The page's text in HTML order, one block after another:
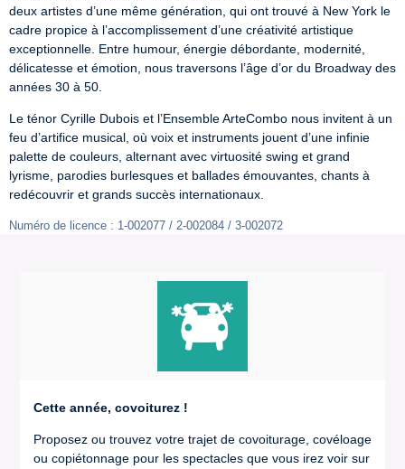
deux artistes d’une même génération, qui ont trouvé à New York le
cadre propice à l’accomplissement d’une créativité artistique
exceptionnelle. Entre humour, énergie débordante, modernité,
délicatesse et émotion, nous traversons l’âge d’or du Broadway des
années 30 à 50.
Le ténor Cyrille Dubois et l’Ensemble ArteCombo nous invitent à un
feu d’artifice musical, où voix et instruments jouent d’une infinie
palette de couleurs, alternant avec virtuosité swing et grand
lyrisme, parodies burlesques et ballades émouvantes, chants à
redécouvrir et grands succès internationaux.
Numéro de licence : 1-002077 / 2-002084 / 3-002072
Cette année, covoiturez !
Proposez ou trouvez votre trajet de covoiturage, covéloage
ou copiétonnage pour les spectacles que vous irez voir sur